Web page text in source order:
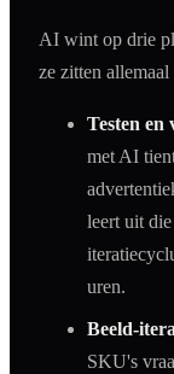
AI wint op drie
ze zitten
Testen en
met AI
leert uit
uren.
Beeld-
SKU's